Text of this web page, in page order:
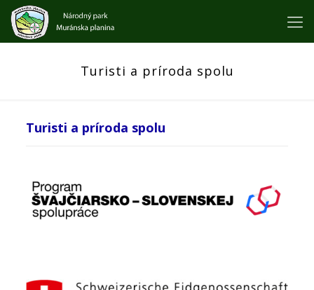
Turisti a príroda spolu
Turisti a príroda spolu